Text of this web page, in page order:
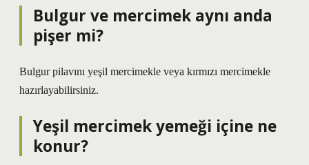
Bulgur ve mercimek aynı anda
pişer mi?
Bulgur pilavını yeşil mercimekle veya kırmızı mercimekle
hazırlayabilirsiniz.
Yeşil mercimek yemeği içine ne
konur?